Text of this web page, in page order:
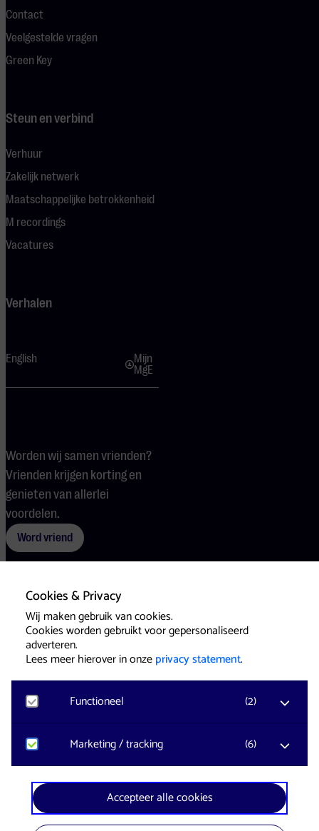
Cookies & Privacy
Wij maken gebruik van cookies.
Cookies worden gebruikt voor gepersonaliseerd
adverteren.
Lees meer hierover in onzeprivacy statement.
Functioneel (2)
Noodzakelijk
Voor het functioneren van de website en het
onthouden van voorkeuren worden functionele
cookies geplaatst. Hierbij worden geen
persoonsgegevens verzameld.
Marketing / tracking (6)
YouTube
Registreert klikgedrag, bekeken video’s en aangepaste
voorkeuren. Bezoekersinformatie en gebruikersgedrag
Accepteer alle cookies
Contact
Veelgestelde vragen
Green Key
Steun en verbind
Verhuur
Zakelijk netwerk
Maatschappelijke betrokkenheid
M recordings
Vacatures
Verhalen
English
Mijn
MgE
Worden wij samen vrienden?
Vrienden krijgen korting en
genieten van allerlei
voordelen.
Word vriend
Voorwaarden CookiesPers
Website & Identity byEagerly